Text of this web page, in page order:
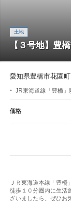
土地
【３号地】豊
愛知県豊橋市花園町
JR東海道線「豊橋
価格
ＪＲ東海道本線「豊
徒歩１０分圏内に生活
ざいましたら、ぜひお